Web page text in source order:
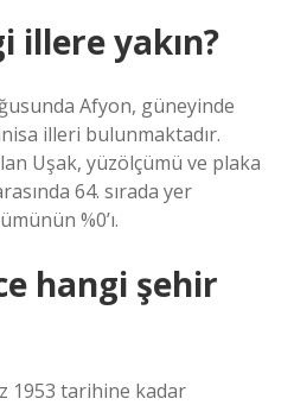
illere yakın?
Afyon, güneyinde
illeri bulunmaktadır.
Uşak, yüzölçümü ve plaka
64. sırada yer
%0’ı.
hangi şehir
1953 tarihine kadar